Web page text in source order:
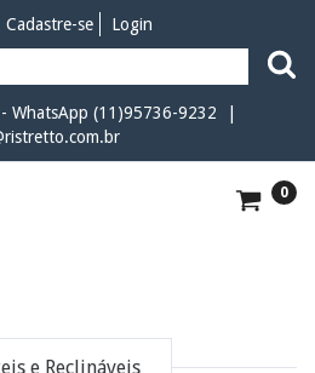
Cadastre-se Login
WhatsApp (11)95736-9232 |
0
e Reclináveis